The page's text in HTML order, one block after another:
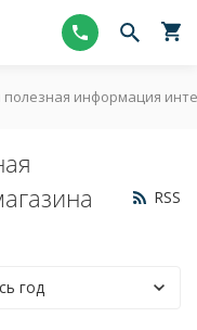
информация
RSS
год